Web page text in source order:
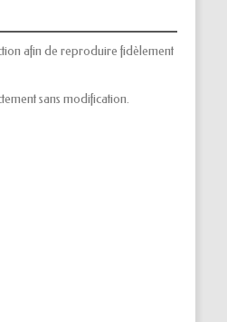
afin de reproduire fidèlement
sans modification.